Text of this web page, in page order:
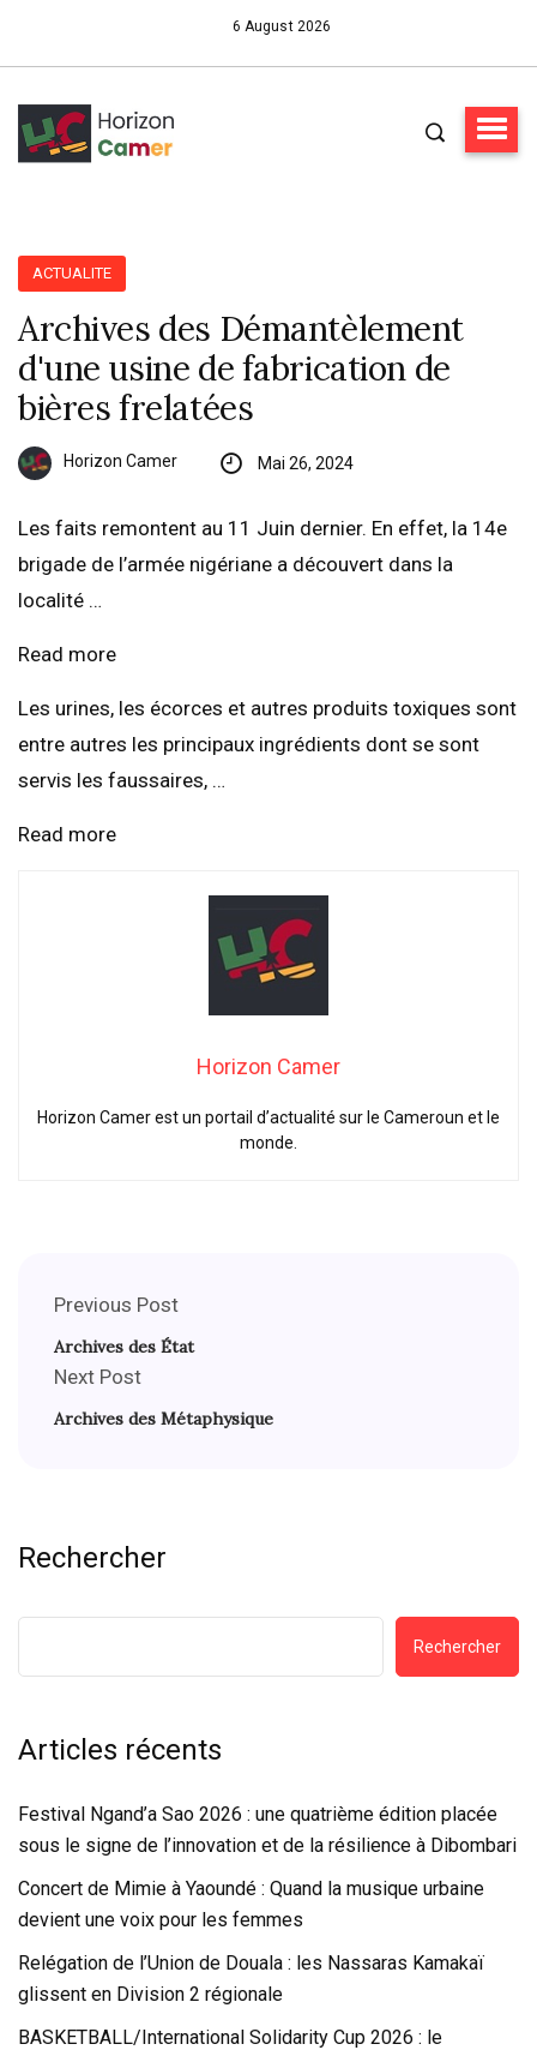
6 August 2026
ACTUALITE
Archives des Démantèlement
d'une usine de fabrication de
bières frelatées
Horizon Camer Mai 26, 2024
Les faits remontent au 11 Juin dernier. En effet, la 14e
brigade de l’armée nigériane a découvert dans la
localité …
Read more
Les urines, les écorces et autres produits toxiques sont
entre autres les principaux ingrédients dont se sont
servis les faussaires, …
Read more
Horizon Camer
Horizon Camer est un portail d’actualité sur le Cameroun et le
monde.
Previous Post
Archives des État
Next Post
Archives des Métaphysique
Rechercher
Rechercher
Articles récents
Festival Ngand’a Sao 2026 : une quatrième édition placée
sous le signe de l’innovation et de la résilience à Dibombari
Concert de Mimie à Yaoundé : Quand la musique urbaine
devient une voix pour les femmes
Relégation de l’Union de Douala : les Nassaras Kamakaï
glissent en Division 2 régionale
BASKETBALL/International Solidarity Cup 2026 : le